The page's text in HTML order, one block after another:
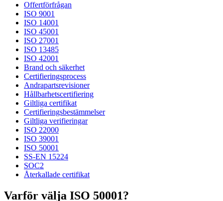
Offertförfrågan
ISO 9001
ISO 14001
ISO 45001
ISO 27001
ISO 13485
ISO 42001
Brand och säkerhet
Certifieringsprocess
Andrapartsrevisioner
Hållbarhetscertifiering
Giltliga certifikat
Certifieringsbestämmelser
Giltliga verifieringar
ISO 22000
ISO 39001
ISO 50001
SS-EN 15224
SOC2
Återkallade certifikat
Varför välja ISO 50001?